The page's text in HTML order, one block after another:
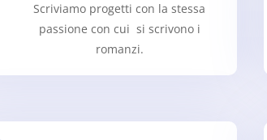
Scriviamo progetti con la stessa
passione con cui si scrivono i
romanzi.